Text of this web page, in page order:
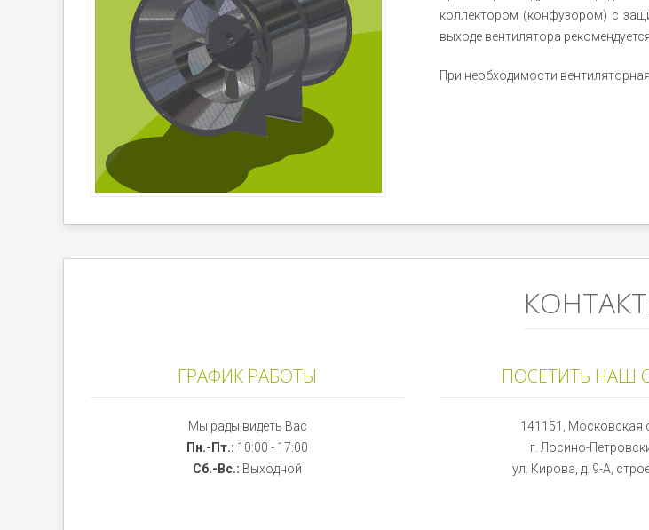
коллектором (конфузором) с
выходе вентилятора
При необходимости
ГРАФИК РАБОТЫ
Мы рады видеть Вас
Пн.-Пт.: 10:00 - 17:00
Сб.-Вс.: Выходной
ПОСЕТИТЬ НАШ
141151, Московская
г. Лосино-
ул. Кирова, д. 9-А,